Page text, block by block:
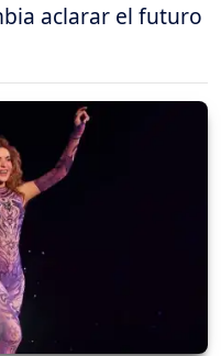
aclarar el futuro